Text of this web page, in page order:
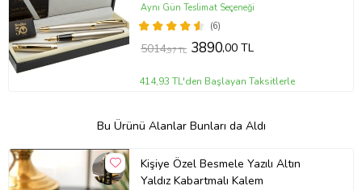
(6)
Aynı Gün Teslimat Seçeneği
5014,97 TL 3890,00 TL
414,93 TL'den Başlayan Taksitlerle
Bu Ürünü Alanlar Bunları da Aldı
Kişiye Özel Besmele Yazılı Altın
Yaldız Kabartmalı Kalem